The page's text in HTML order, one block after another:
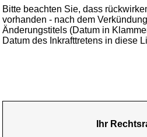
Bitte beachten Sie, dass
vorhanden - nach dem
Änderungstitels (Datum in
Datum des Inkrafttretens in diese
Ihr